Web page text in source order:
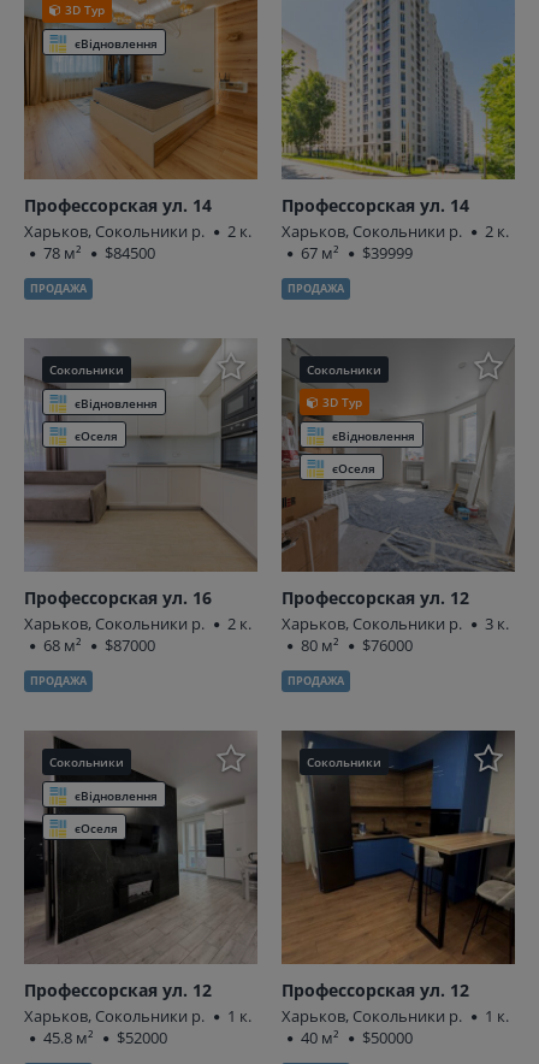
3D Тур
єВідновлення
Профессорская ул. 14
Харьков, Сокольники р.
2 к.
78 м²
$84500
ПРОДАЖА
Профессорская ул. 14
Харьков, Сокольники р.
2 к.
67 м²
$39999
ПРОДАЖА
Сокольники
єВідновлення
єОселя
Профессорская ул. 16
Харьков, Сокольники р.
2 к.
68 м²
$87000
ПРОДАЖА
Сокольники
3D Тур
єВідновлення
єОселя
Профессорская ул. 12
Харьков, Сокольники р.
3 к.
80 м²
$76000
ПРОДАЖА
Сокольники
єВідновлення
єОселя
Профессорская ул. 12
Харьков, Сокольники р.
1 к.
45.8 м²
$52000
Сокольники
Профессорская ул. 12
Харьков, Сокольники р.
1 к.
40 м²
$50000